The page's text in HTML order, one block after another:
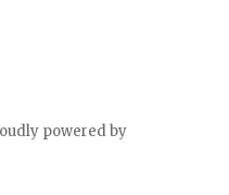
powered by